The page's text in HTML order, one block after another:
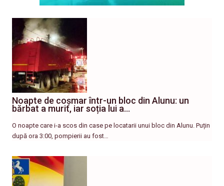
Noapte de coșmar într-un bloc din Alunu: un
bărbat a murit, iar soția lui a…
O noapte care i-a scos din case pe locatarii unui bloc din Alunu. Puțin
după ora 3:00, pompierii au fost…